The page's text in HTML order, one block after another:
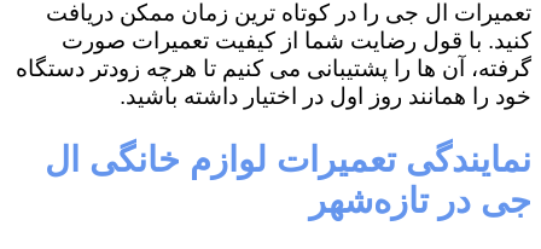
تعمیرات ال جی را در کوتاه ترین زمان ممکن دریافت
کنید. با قول رضایت شما از کیفیت تعمیرات صورت
گرفته، آن ها را پشتیبانی می کنیم تا هرچه زودتر دستگاه
خود را همانند روز اول در اختیار داشته باشید.
نمایندگی تعمیرات لوازم خانگی ال
جی در تازه‌شهر